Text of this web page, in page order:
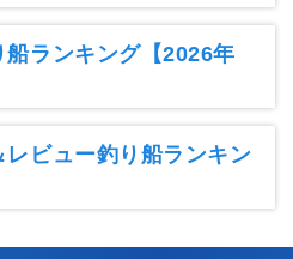
船ランキング【2026年
ビュー釣り船ランキン